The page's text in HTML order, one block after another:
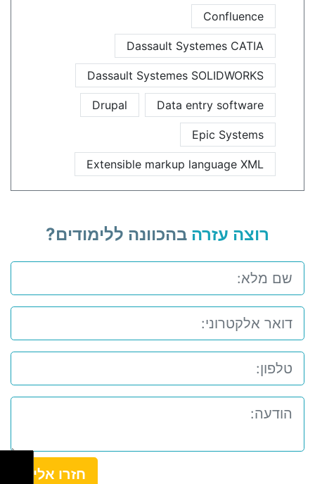
Confluence
Dassault Systemes CATIA
Dassault Systemes SOLIDWORKS
Data entry software
Drupal
Epic Systems
Extensible markup language XML
רוצה עזרה בהכוונה ללימודים?
חזרו אלי